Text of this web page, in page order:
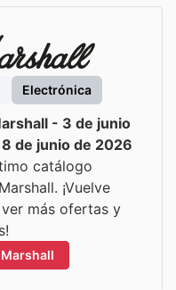
Electrónica
- 3 de junio
de junio de 2026
catálogo
¡Vuelve
más ofertas y